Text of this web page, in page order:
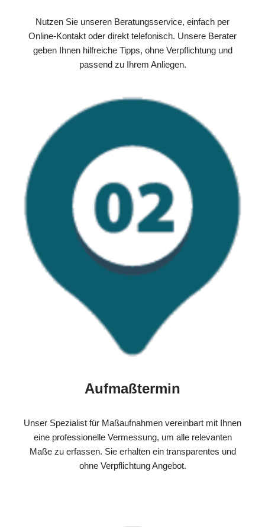
Nutzen Sie unseren Beratungsservice, einfach per
Online-Kontakt oder direkt telefonisch. Unsere Berater
geben Ihnen hilfreiche Tipps, ohne Verpflichtung und
passend zu Ihrem Anliegen.
Aufmaßtermin
Unser Spezialist für Maßaufnahmen vereinbart mit Ihnen
eine professionelle Vermessung, um alle relevanten
Maße zu erfassen. Sie erhalten ein transparentes und
ohne Verpflichtung Angebot.